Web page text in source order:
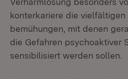
konterkariere die vielfältigen
bemühungen, mit denen
die Gefahren psychoaktiver
sensibilisiert werden sollen.